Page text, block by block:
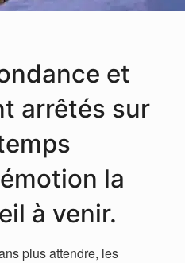
et
arrêtés sur
la
à venir.
plus attendre, les